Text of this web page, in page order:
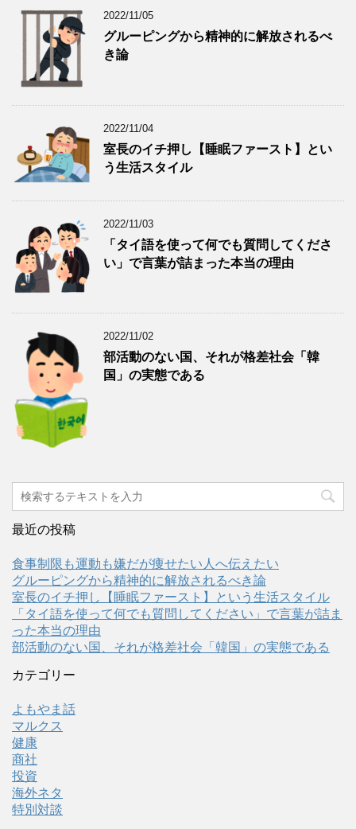
2022/11/05
グルーピングから精神的に解放されるべ
き論
2022/11/04
室長のイチ押し【睡眠ファースト】とい
う生活スタイル
2022/11/03
「タイ語を使って何でも質問してくださ
い」で言葉が詰まった本当の理由
2022/11/02
部活動のない国、それが格差社会「韓
国」の実態である
最近の投稿
食事制限も運動も嫌だが痩せたい人へ伝えたい
グルーピングから精神的に解放されるべき論
室長のイチ押し【睡眠ファースト】という生活スタイル
「タイ語を使って何でも質問してください」で言葉が詰ま
った本当の理由
部活動のない国、それが格差社会「韓国」の実態である
カテゴリー
よもやま話
マルクス
健康
商社
投資
海外ネタ
特別対談